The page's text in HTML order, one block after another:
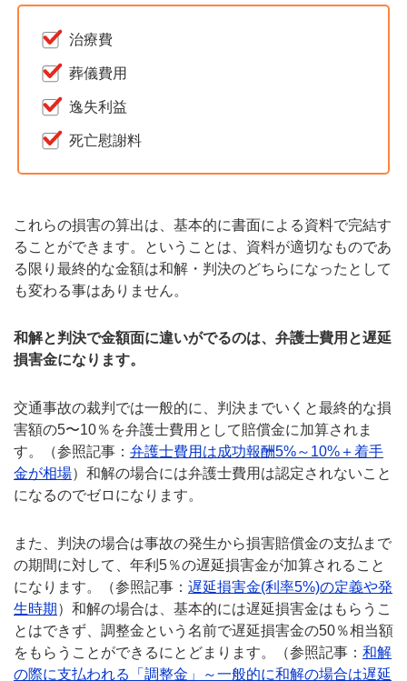
治療費
葬儀費用
逸失利益
死亡慰謝料
これらの損害の算出は、基本的に書面による資料で完結す
ることができます。ということは、資料が適切なものであ
る限り最終的な金額は和解・判決のどちらになったとして
も変わる事はありません。
和解と判決で金額面に違いがでるのは、弁護士費用と遅延
損害金になります。
交通事故の裁判では一般的に、判決までいくと最終的な損
害額の5〜10％を弁護士費用として賠償金に加算されま
す。（参照記事： 弁護士費用は成功報酬5%～10%＋着手
金が相場）和解の場合には弁護士費用は認定されないこと
になるのでゼロになります。
また、判決の場合は事故の発生から損害賠償金の支払まで
の期間に対して、年利5％の遅延損害金が加算されること
になります。（参照記事： 遅延損害金(利率5%)の定義や発
生時期 ）和解の場合は、基本的には遅延損害金はもらうこ
とはできず、調整金という名前で遅延損害金の50％相当額
をもらうことができるにとどまります。（参照記事： 和解
の際に支払われる「調整金」～一般的に和解の場合は遅延